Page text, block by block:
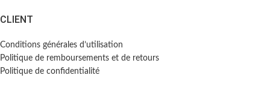
CLIENT
Conditions générales d’utilisation
Politique de remboursements et de retours
Politique de confidentialité